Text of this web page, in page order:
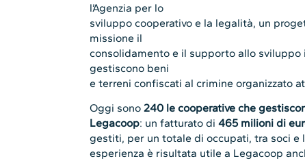
l’Agenzia per lo
sviluppo cooperativo e la legalità, un
missione il
consolidamento e il supporto allo
gestiscono beni
e terreni confiscati al crimine organizzato
Oggi sono240 le cooperative che
Legacoop: un fatturato di465 milioni di
gestiti, per un totale di occupati, tra soci e
esperienza è risultata utile a Legacoop